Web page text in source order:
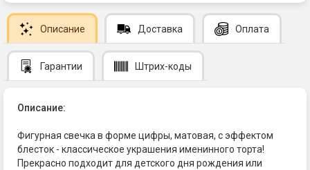
Описание Доставка Оплата
Гарантии Штрих-коды
Описание:
Фигурная свечка в форме цифры, матовая, с эффектом
блесток - классическое украшения именинного торта!
Прекрасно подходит для детского дня рождения или